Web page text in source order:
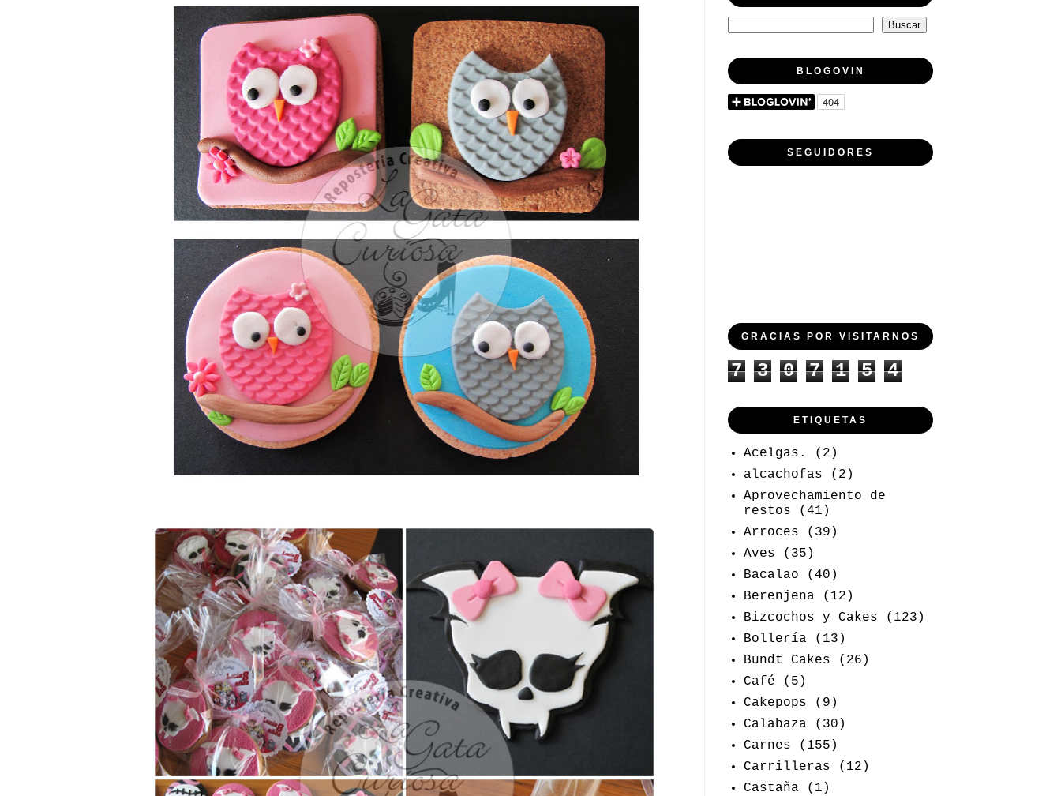
BLOGOVIN
SEGUIDORES
GRACIAS POR VISITARNOS
7 3 0 7 1 5 4
ETIQUETAS
Acelgas.
(2)
alcachofas
(2)
Aprovechamiento de
restos
(41)
Arroces
(39)
Aves
(35)
Bacalao
(40)
Berenjena
(12)
Bizcochos y Cakes
(123)
Bollería
(13)
Bundt Cakes
(26)
Café
(5)
Cakepops
(9)
Calabaza
(30)
Carnes
(155)
Carrilleras
(12)
Castaña
(1)